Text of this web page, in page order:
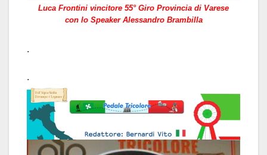
Luca Frontini vincitore 55° Giro Provincia di Varese
con lo Speaker Alessandro Brambilla
.
.